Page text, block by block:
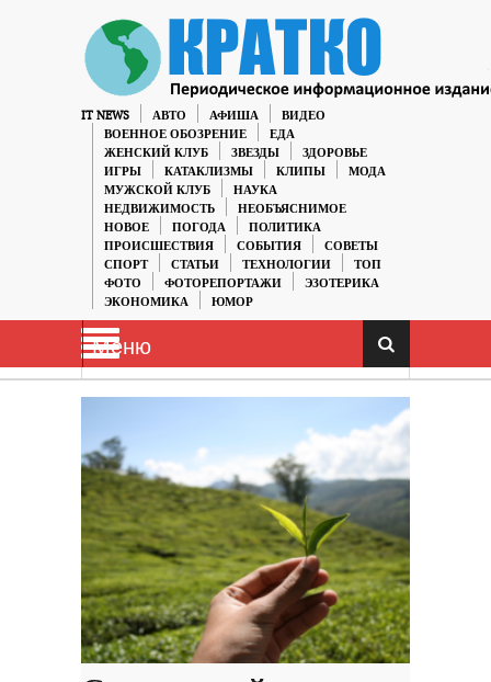
IT NEWS АВТО АФИША
ВИДЕО
ВОЕННОЕ ОБОЗРЕНИЕ
ЕДА
ЖЕНСКИЙ КЛУБ
ЗВЕЗДЫ
ЗДОРОВЬЕ
ИГРЫ
КАТАКЛИЗМЫ КЛИПЫ
МОДА
МУЖСКОЙ КЛУБ
НАУКА
НЕДВИЖИМОСТЬ
НЕОБЪЯСНИМОЕ
НОВОЕ
ПОГОДА
ПОЛИТИКА
ПРОИСШЕСТВИЯ
СОБЫТИЯ
СОВЕТЫ
СПОРТ
СТАТЬИ ТЕХНОЛОГИИ
ТОП
ФОТО
ФОТОРЕПОРТАЖИ
ЭЗОТЕРИКА
ЭКОНОМИКА
ЮМОР
Меню